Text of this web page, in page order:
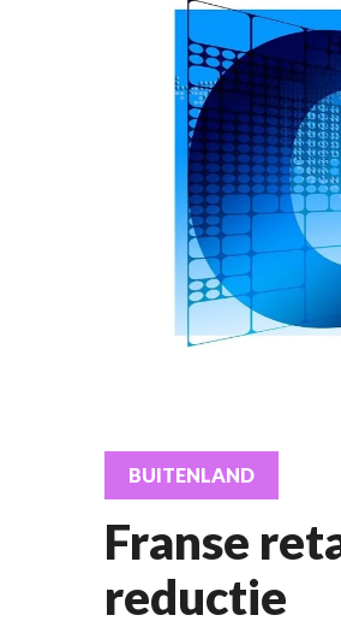
BUITENLAND
Franse
reductie